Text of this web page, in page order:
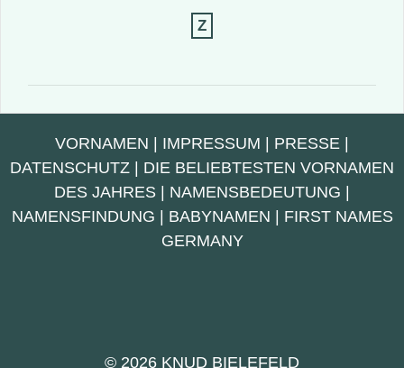
Z
VORNAMEN | IMPRESSUM | PRESSE |
DATENSCHUTZ | DIE BELIEBTESTEN VORNAMEN
DES JAHRES | NAMENSBEDEUTUNG |
NAMENSFINDUNG | BABYNAMEN | FIRST NAMES
GERMANY
© 2026 KNUD BIELEFELD